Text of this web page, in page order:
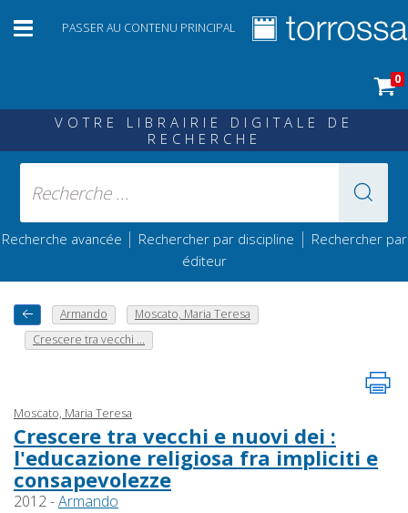
PASSER AU CONTENU PRINCIPAL
0
VOTRE LIBRAIRIE DIGITALE DE
RECHERCHE
Recherche avancée | Rechercher par discipline | Rechercher par
éditeur
Armando
Moscato, Maria Teresa
Crescere tra vecchi ...
Moscato, Maria Teresa
Crescere tra vecchi e nuovi dei :
l'educazione religiosa fra impliciti e
consapevolezze
2012 -Armando